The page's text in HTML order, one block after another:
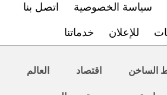
سياسة الخصوصية اتصل بنا
للإعلان خدماتنا
الساخن اقتصاد العالم